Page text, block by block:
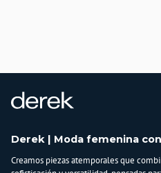
Lavar en máquina, no usar
lavar y secar con colores similares
Composición:
5% spandex.
Derek | Moda femenina
Creamos piezas atemporales que